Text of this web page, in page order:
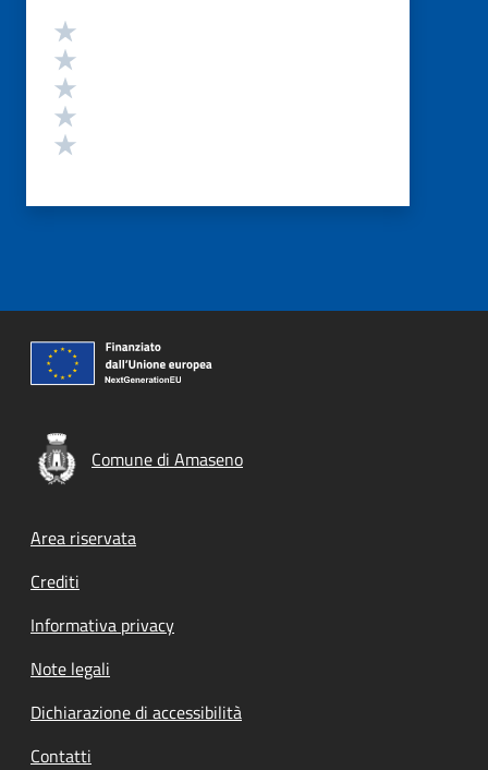
Valutazione
Comune di Amaseno
Footer menu
Area riservata
Crediti
Informativa privacy
Note legali
Dichiarazione di accessibilità
Contatti